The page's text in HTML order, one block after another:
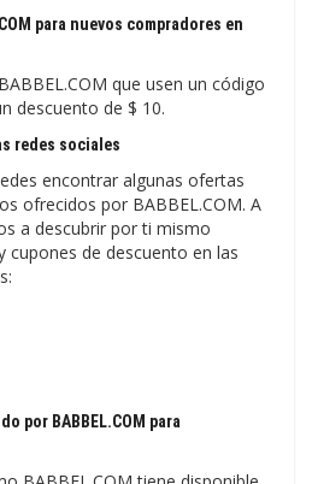
para nuevos compradores en
que usen un código
descuento de $ 10.
redes sociales
encontrar algunas ofertas
ofrecidos por BABBEL.COM. A
a descubrir por ti mismo
de descuento en las
por BABBEL.COM para